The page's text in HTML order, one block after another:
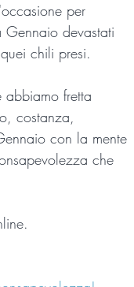
per
devastati
chili presi.
fretta
costanza,
con la mente
che